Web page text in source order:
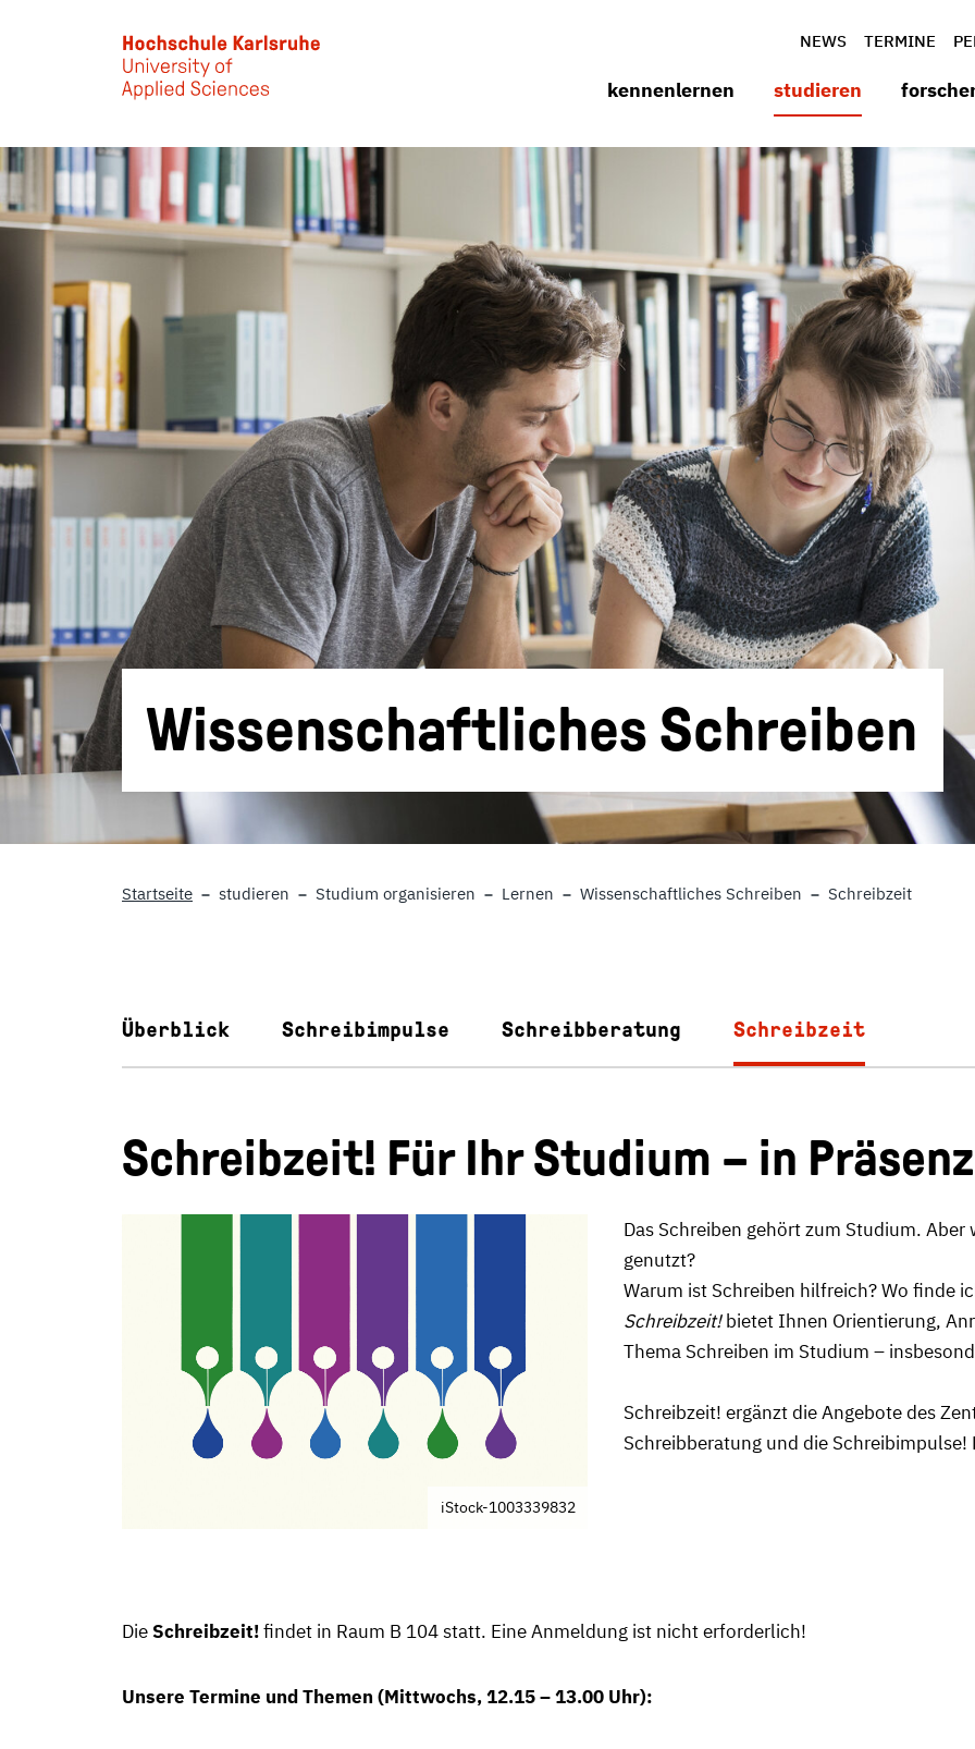
NEWS
TERMINE
kennenlernen studieren
Wissenschaftliches Schreiben
Startseite studieren Studium organisieren Lernen Wissenschaftliches Schreiben Schreibzeit
Überblick Schreibimpulse Schreibberatung Schreibzeit
Schreibzeit! Für Ihr Studium – in Präsenz
iStock-1003339832
Das Schreiben gehört zum Studium.
genutzt?
Warum ist Schreiben hilfreich? Wo finde
Schreibzeit!bietet Ihnen Orientierung,
Thema Schreiben im Studium –
Schreibzeit! ergänzt die Angebote des
Schreibberatung und die
DieSchreibzeit!findet in Raum B 104 statt. Eine Anmeldung ist nicht erforderlich!
Unsere Termine und Themen (Mittwochs, 12.15 – 13.00 Uhr):